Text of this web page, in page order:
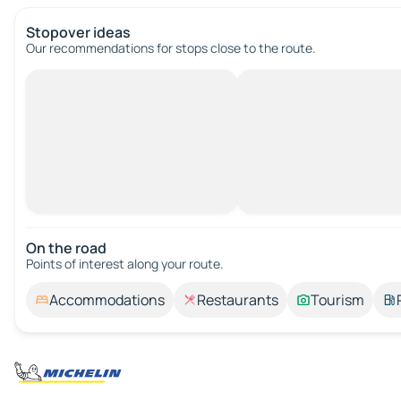
Stopover ideas
Our recommendations for stops close to the route.
On the road
Points of interest along your route.
Accommodations Restaurants Tourism